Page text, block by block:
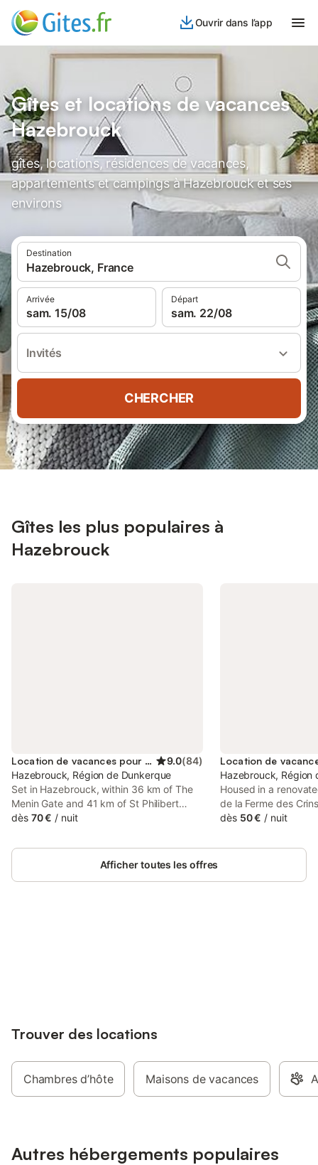
Ouvrir dans l’app
Gîtes et locations de vacances
Hazebrouck
gîtes, locations, résidences de vacances,
appartements et campings à Hazebrouck et ses
environs
Destination
Hazebrouck, France
Arrivée
sam. 15/08
Départ
sam. 22/08
Invités
CHERCHER
Gîtes les plus populaires à
Hazebrouck
Location de vacances pour 2 personnes 9.0(84)
Hazebrouck, Région de Dunkerque
Set in Hazebrouck, within 36 km of The
Menin Gate and 41 km of St Philibert
Metro Station, Les Charmilles offers
free private parking for guests who drive.
dès 70 € / nuit
Hazebrouck, Région
Housed in a
de la Ferme des
the centre of
garden and a
dès 50 € / nuit
Afficher toutes les offres
Trouver des locations
Chambres d’hôte Maisons de vacances
Autres hébergements populaires